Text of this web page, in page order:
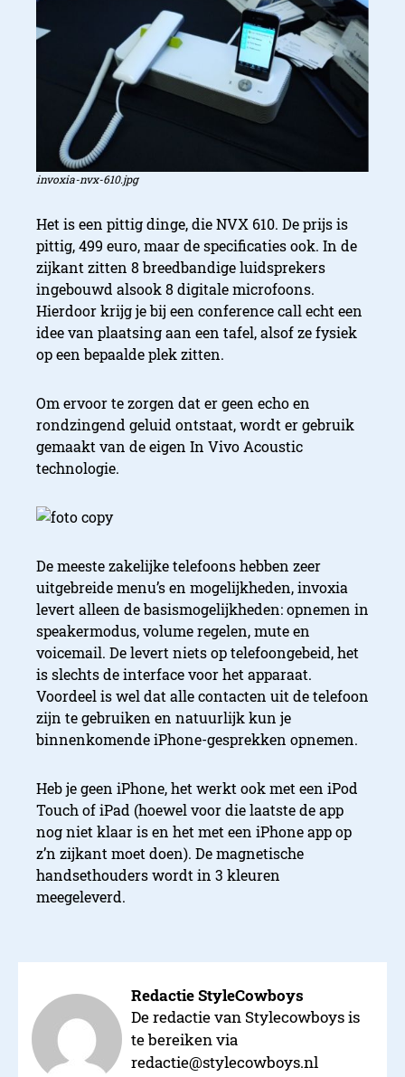
invoxia-nvx-610.jpg
Het is een pittig dinge, die NVX 610. De prijs is
pittig, 499 euro, maar de specificaties ook. In de
zijkant zitten 8 breedbandige luidsprekers
ingebouwd alsook 8 digitale microfoons.
Hierdoor krijg je bij een conference call echt een
idee van plaatsing aan een tafel, alsof ze fysiek
op een bepaalde plek zitten.
Om ervoor te zorgen dat er geen echo en
rondzingend geluid ontstaat, wordt er gebruik
gemaakt van de eigen In Vivo Acoustic
technologie.
De meeste zakelijke telefoons hebben zeer
uitgebreide menu’s en mogelijkheden, invoxia
levert alleen de basismogelijkheden: opnemen in
speakermodus, volume regelen, mute en
voicemail. De levert niets op telefoongebeid, het
is slechts de interface voor het apparaat.
Voordeel is wel dat alle contacten uit de telefoon
zijn te gebruiken en natuurlijk kun je
binnenkomende iPhone-gesprekken opnemen.
Heb je geen iPhone, het werkt ook met een iPod
Touch of iPad (hoewel voor die laatste de app
nog niet klaar is en het met een iPhone app op
z’n zijkant moet doen). De magnetische
handsethouders wordt in 3 kleuren
meegeleverd.
Redactie StyleCowboys
De redactie van Stylecowboys is
te bereiken via
redactie@stylecowboys.nl